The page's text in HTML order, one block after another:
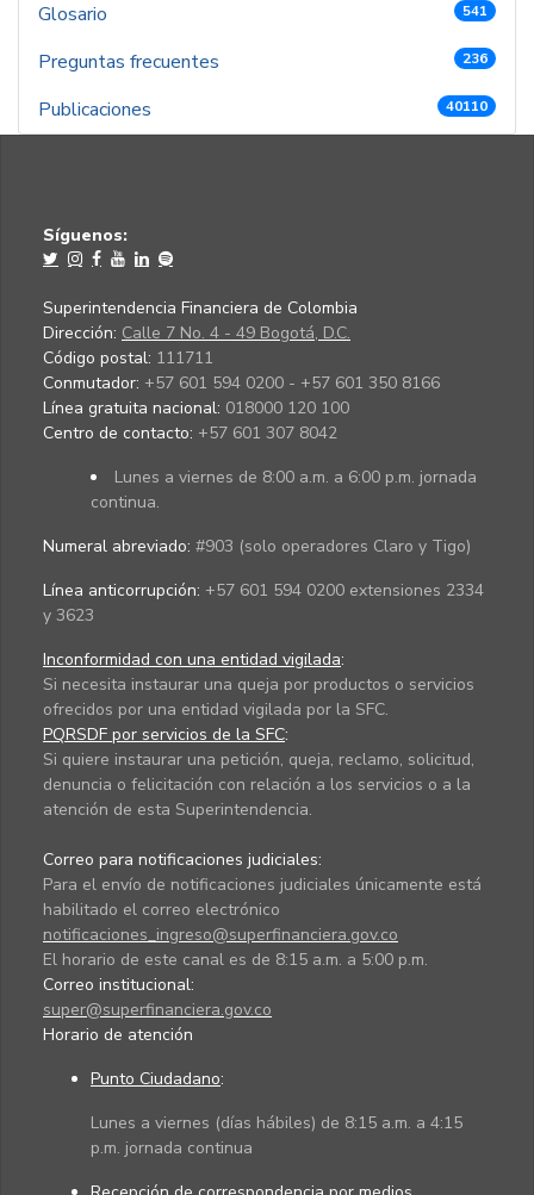
Glosario 541
Preguntas frecuentes 236
Publicaciones 40110
Síguenos:
Superintendencia Financiera de Colombia
Dirección: Calle 7 No. 4 - 49 Bogotá, D.C.
Código postal: 111711
Conmutador: +57 601 594 0200 - +57 601 350 8166
Línea gratuita nacional: 018000 120 100
Centro de contacto: +57 601 307 8042
Lunes a viernes de 8:00 a.m. a 6:00 p.m. jornada
continua.
Numeral abreviado: #903 (solo operadores Claro y Tigo)
Línea anticorrupción: +57 601 594 0200 extensiones 2334
y 3623
Inconformidad con una entidad vigilada:
Si necesita instaurar una queja por productos o servicios
ofrecidos por una entidad vigilada por la SFC.
PQRSDF por servicios de la SFC:
Si quiere instaurar una petición, queja, reclamo, solicitud,
denuncia o felicitación con relación a los servicios o a la
atención de esta Superintendencia.
Correo para notificaciones judiciales:
Para el envío de notificaciones judiciales únicamente está
habilitado el correo electrónico
notificaciones_ingreso@superfinanciera.gov.co
El horario de este canal es de 8:15 a.m. a 5:00 p.m.
Correo institucional:
super@superfinanciera.gov.co
Horario de atención
Punto Ciudadano:
Lunes a viernes (días hábiles) de 8:15 a.m. a 4:15
p.m. jornada continua